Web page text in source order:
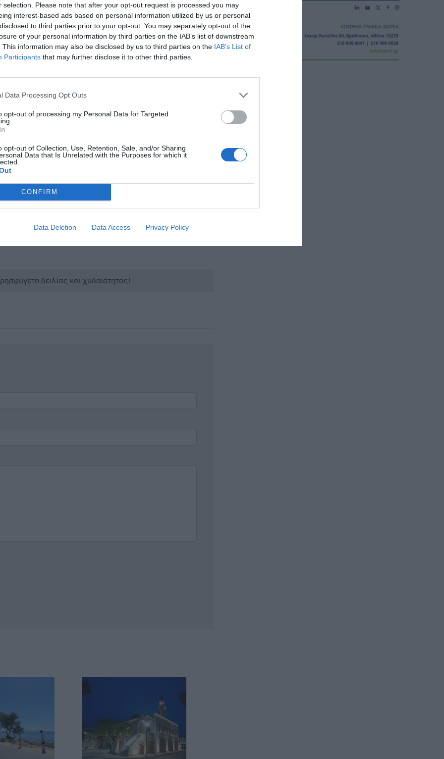
selection. Please note that after your opt-out request is processed you may
interest-based ads based on personal information utilized by us or personal
to third parties prior to your opt-out. You may separately opt-out of the
of your personal information by third parties on the IAB’s list of downstream
This information may also be disclosed by us to third parties on the IAB’s List of
Participants that may further disclose it to other third parties.
Data Processing Opt Outs
opt-out of processing my Personal Data for Targeted
opt-out of Collection, Use, Retention, Sale, and/or Sharing
Data that Is Unrelated with the Purposes for which it
CONFIRM
Data Deletion Data Access Privacy Policy
την προανάκριση, βρέθηκε κατόπιν
«Ψαλίδι» πνευστή λέμβος, η οποία
αλλοδαπούς ως το μέσο μεταφοράς
ακτές. Η Διεύθυνση Ασφαλείας και
συνεργασία με την Λιμενική Αρχή Κω,
όλα τα στοιχεία που έχουν προκύψει και
της δράσης των μελών της υπόψη
νησιά του Ανατολικού Αιγαίου, όπως
έτερα μέλη οργανωμένων κυκλωμάτων με
δραστηριότητες.
δειλίας και χυδαιότητας!